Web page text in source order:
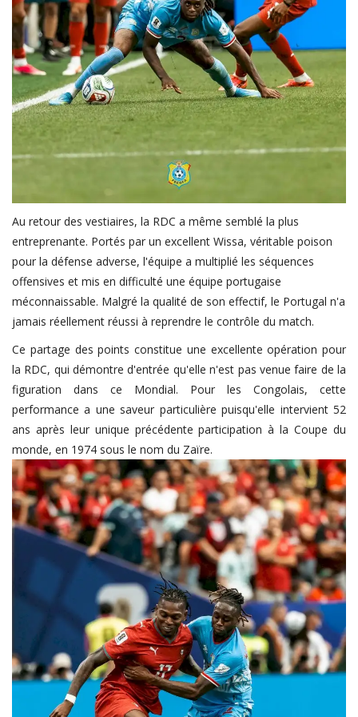
Au retour des vestiaires, la RDC a même semblé la plus
entreprenante. Portés par un excellent Wissa, véritable poison
pour la défense adverse, l'équipe a multiplié les séquences
offensives et mis en difficulté une équipe portugaise
méconnaissable. Malgré la qualité de son effectif, le Portugal n'a
jamais réellement réussi à reprendre le contrôle du match.
Ce partage des points constitue une excellente opération pour
la RDC, qui démontre d'entrée qu'elle n'est pas venue faire de la
figuration dans ce Mondial. Pour les Congolais, cette
performance a une saveur particulière puisqu'elle intervient 52
ans après leur unique précédente participation à la Coupe du
monde, en 1974 sous le nom du Zaïre.